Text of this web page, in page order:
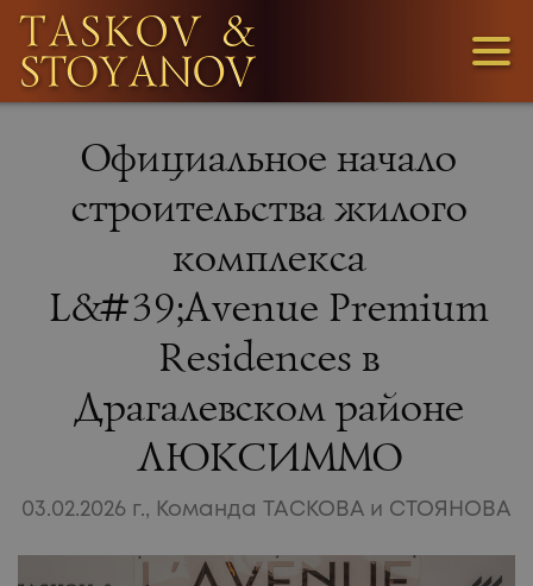
3
1
36
ИЩЕМ
Официальное начало
строительства жилого
комплекса
L&#39;Avenue Premium
Residences в
Драгалевском районе
ЛЮКСИММО
03.02.2026 г., Команда ТАСКОВА и СТОЯНОВА